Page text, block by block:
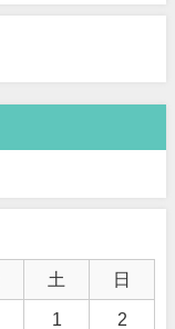
土 日
1 2